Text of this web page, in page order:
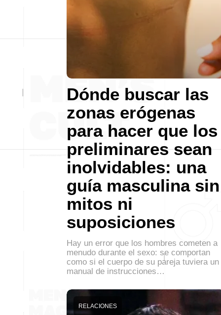
Dónde buscar las
zonas erógenas
para hacer que los
preliminares sean
inolvidables: una
guía masculina sin
mitos ni
suposiciones
Hay un error que los hombres cometen a
menudo durante el sexo: se comportan
como si el cuerpo de su pareja tuviera un
manual de instrucciones…
RELACIONES